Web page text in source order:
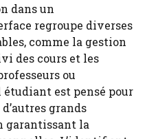
dans un
regroupe diverses
comme la gestion
des cours et les
ou
est pensé pour
grands
garantissant la